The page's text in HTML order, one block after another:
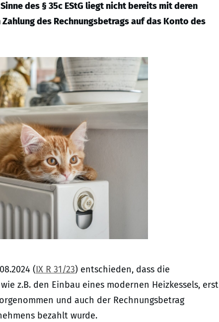
des § 35c EStG liegt nicht bereits mit deren
des Rechnungsbetrags auf das Konto des
(IX R 31/23) entschieden, dass die
z.B. den Einbau eines modernen Heizkessels, erst
und auch der Rechnungsbetrag
bezahlt wurde.